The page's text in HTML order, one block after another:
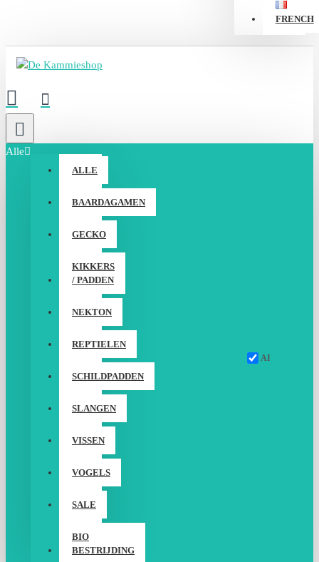
FRENCH
Alle
ALLE
BAARDAGAMEN
GECKO
KIKKERS
/ PADDEN
NEKTON
REPTIELEN
SCHILDPADDEN
SLANGEN
VISSEN
VOGELS
SALE
BIO
BESTRIJDING
AI